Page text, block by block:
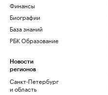
Финансы
Биографии
База знаний
РБК Образование
Новости
регионов
Санкт-Петербург
и область